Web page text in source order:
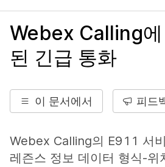
Webex Calling
된 긴급 통화
이 문서에서 피드
Webex Calling의 E911 서
레즌스 정보 데이터 형식-위